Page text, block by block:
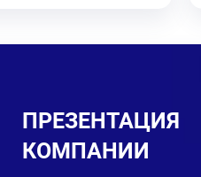
ПРЕЗЕНТАЦИЯ
КОМПАНИИ